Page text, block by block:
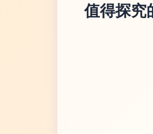
值得探究